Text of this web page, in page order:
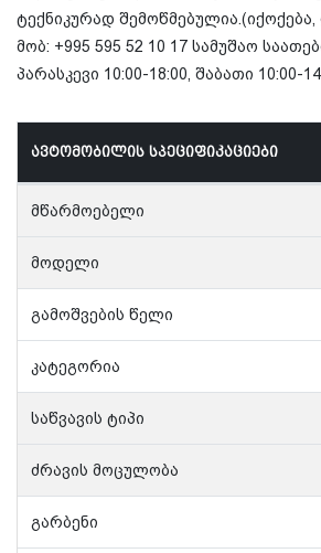
ტექნიკურად შემოწმებულია.(იქოქება,
მობ: +995 595 52 10 17 სამუშაო
პარასკევი 10:00-18:00, შაბათი 10:00-
ავტომობილის სპეციფიკაციები
მწარმოებელი
მოდელი
გამოშვების წელი
კატეგორია
საწვავის ტიპი
ძრავის მოცულობა
გარბენი